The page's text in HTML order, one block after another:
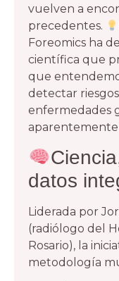
vuelven a
precedentes.
Foreomics ha
científica que
que
detectar
enfermedades
aparentemente
datos
Liderada por
(radiólogo del
Rosario), la
metodología